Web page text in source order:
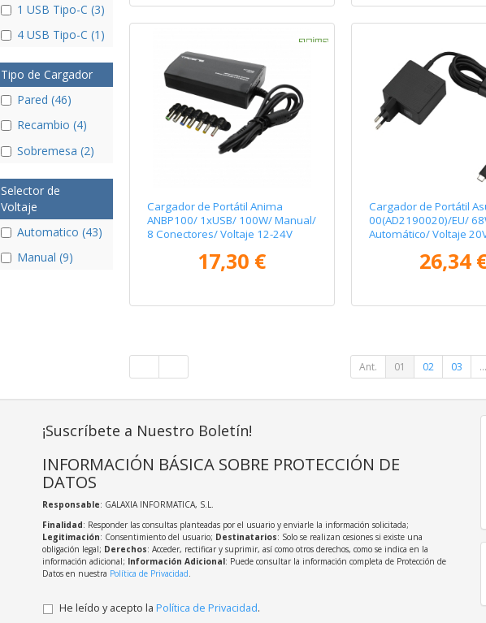
1 USB Tipo-C (3)
4 USB Tipo-C (1)
Tipo de Cargador
Pared (46)
Recambio (4)
Sobremesa (2)
Selector de
Voltaje
Automatico (43)
Manual (9)
Cargador de Portátil Anima
ANBP100/ 1xUSB/ 100W/ Manual/
8 Conectores/ Voltaje 12-24V
17,30 €
Cargador de Portátil
00(AD2190020)/EU/
Automático/ Voltaje
26,34
Ant. 01 02 03 ...
¡Suscríbete a Nuestro Boletín!
INFORMACIÓN BÁSICA SOBRE PROTECCIÓN DE
DATOS
Responsable: GALAXIA INFORMATICA, S.L.
Finalidad: Responder las consultas planteadas por el usuario y enviarle la información solicitada;
Legitimación: Consentimiento del usuario; Destinatarios: Solo se realizan cesiones si existe una
obligación legal; Derechos: Acceder, rectificar y suprimir, así como otros derechos, como se indica en la
información adicional; Información Adicional: Puede consultar la información completa de Protección de
Datos en nuestra Política de Privacidad
He leído y acepto la Política de Privacidad.